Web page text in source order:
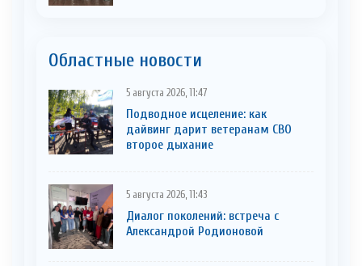
Областные новости
5 августа 2026, 11:47
Подводное исцеление: как
дайвинг дарит ветеранам СВО
второе дыхание
5 августа 2026, 11:43
Диалог поколений: встреча с
Александрой Родионовой